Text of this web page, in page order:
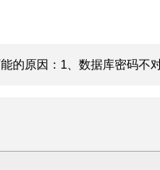
的原因：1、数据库密码不